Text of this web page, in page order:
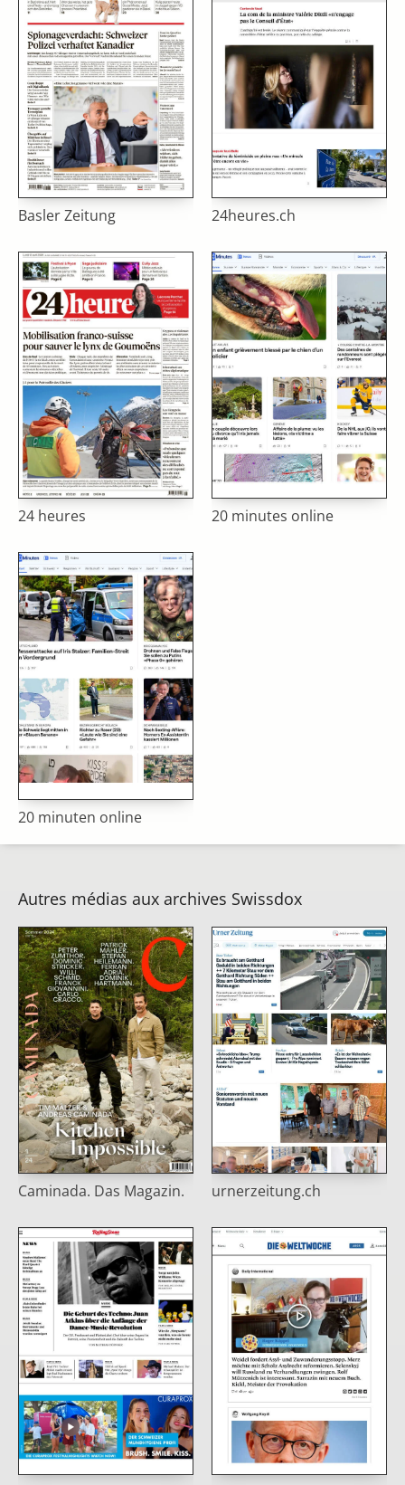
Basler Zeitung 24heures.ch
24 heures 20 minutes online
20 minuten online
Autres médias aux archives Swissdox
Caminada. Das Magazin. urnerzeitung.ch